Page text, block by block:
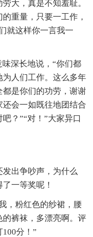
大，真是不知羞耻。
重量，只要一工作，
就这样你一言我一
深长地说，“你们都
人们工作。这么多年
是你们的功劳，谢谢
会一如既往地团结合
？”“对！”大家异口
出争吵声，为什么
一等奖呢！
，粉红色的纱裙，腰
的裤袜，多漂亮啊。评
分！”